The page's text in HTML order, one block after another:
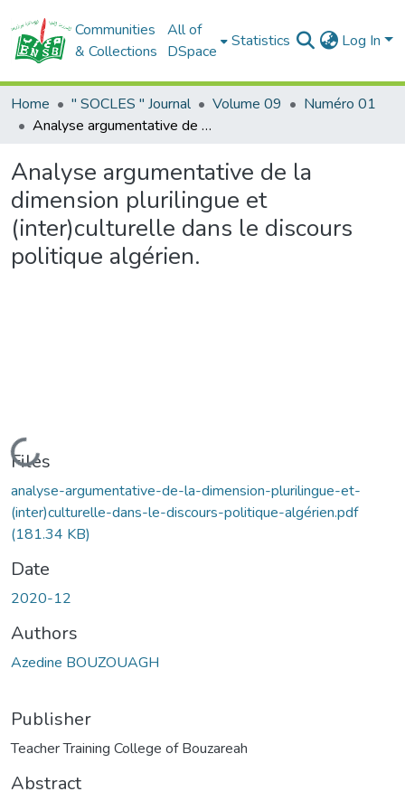
Communities
& Collections
All of
DSpace
Statistics Log In
Home " SOCLES " Journal Volume 09
Numéro 01
Analyse argumentative de la dimension plurilingue et (inter)culturelle dans le discours politique algérien.
Analyse argumentative de la
dimension plurilingue et
(inter)culturelle dans le discours
politique algérien.
Loading...
Files
analyse-argumentative-de-la-dimension-plurilingue-et-
(inter)culturelle-dans-le-discours-politique-algérien.pdf
(181.34 KB)
Date
2020-12
Authors
Azedine BOUZOUAGH
Publisher
Teacher Training College of Bouzareah
Abstract